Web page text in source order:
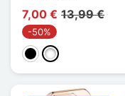
7,00 € 13,99 €
-50%
Schwarz
Weiß